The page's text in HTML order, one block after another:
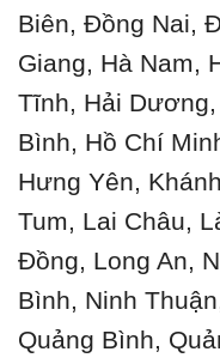
Biên, Đồng Nai,
Giang, Hà Nam,
Tĩnh, Hải
Bình, Hồ Chí
Hưng Yên,
Tum, Lai Châu,
Đồng, Long An,
Bình, Ninh
Quảng Bình,